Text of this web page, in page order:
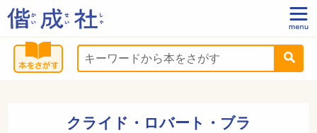
クライド・ロバート・ブラ